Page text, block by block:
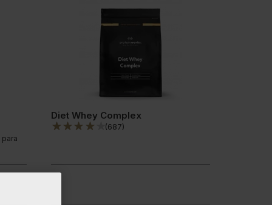
Diet Whey Complex
(687)